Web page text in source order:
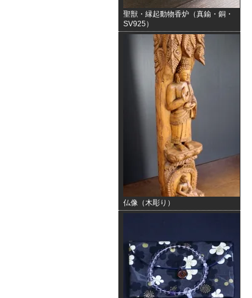
聖獣・縁起動物香炉（真鍮・銅・
SV925）
仏像（木彫り）